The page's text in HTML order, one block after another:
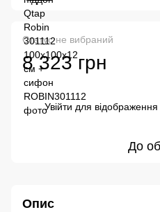
Статус не вибраний
8 323 грн
% Увійти для відображення
До
Опис